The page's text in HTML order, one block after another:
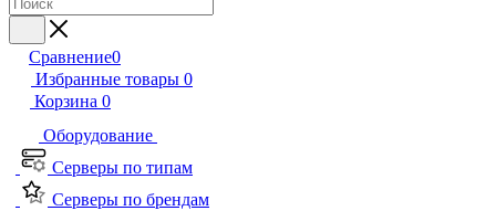
Сравнение0
Избранные товары 0
Корзина 0
Оборудование
Серверы по типам
Серверы по брендам